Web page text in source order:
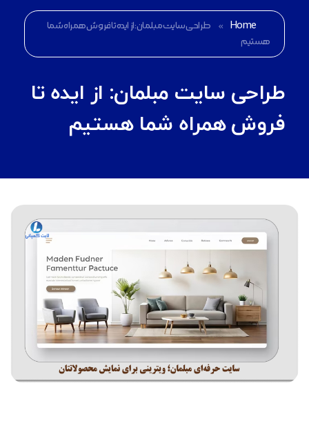
Home
»
طراحی سایت مبلمان: از ایده تا فروش همراه شما
هستیم
طراحی سایت مبلمان: از ایده تا
فروش همراه شما هستیم